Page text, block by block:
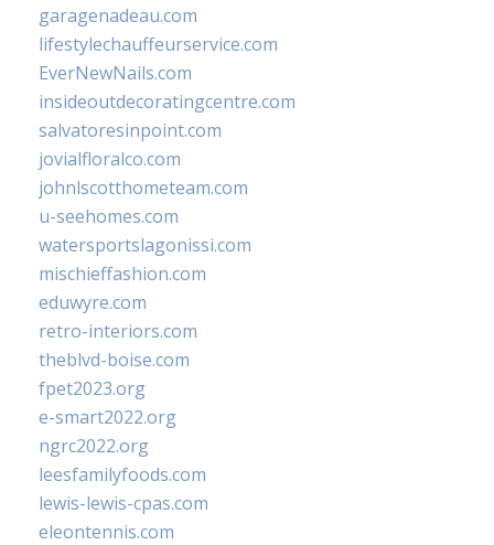
garagenadeau.com
lifestylechauffeurservice.com
EverNewNails.com
insideoutdecoratingcentre.com
salvatoresinpoint.com
jovialfloralco.com
johnlscotthometeam.com
u-seehomes.com
watersportslagonissi.com
mischieffashion.com
eduwyre.com
retro-interiors.com
theblvd-boise.com
fpet2023.org
e-smart2022.org
ngrc2022.org
leesfamilyfoods.com
lewis-lewis-cpas.com
eleontennis.com